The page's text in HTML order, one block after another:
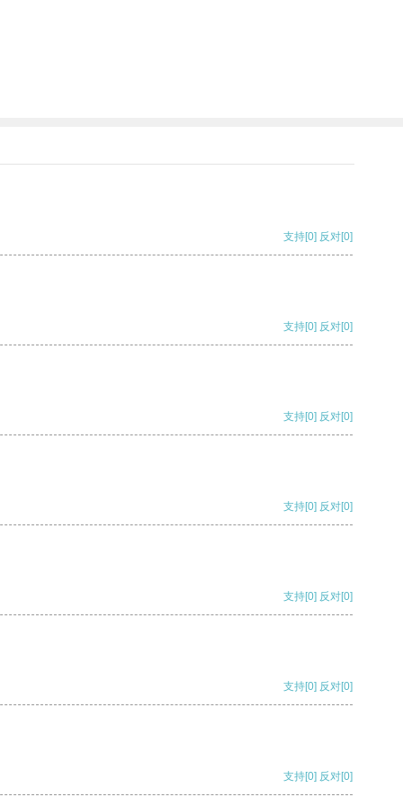
支持[0] 反对[0]
支持[0] 反对[0]
支持[0] 反对[0]
支持[0] 反对[0]
支持[0] 反对[0]
支持[0] 反对[0]
支持[0] 反对[0]